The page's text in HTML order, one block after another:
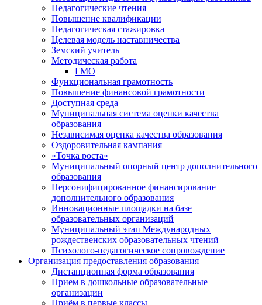
Педагогические чтения
Повышение квалификации
Педагогическая стажировка
Целевая модель наставничества
Земский учитель
Методическая работа
ГМО
Функциональная грамотность
Повышение финансовой грамотности
Доступная среда
Муниципальная система оценки качества
образования
Независимая оценка качества образования
Оздоровительная кампания
«Точка роста»
Муниципальный опорный центр дополнительного
образования
Персонифицированное финансирование
дополнительного образования
Инновационные площадки на базе
образовательных организаций
Муниципальный этап Международных
рождественских образовательных чтений
Психолого-педагогическое сопровождение
Организация предоставления образования
Дистанционная форма образования
Прием в дошкольные образовательные
организации